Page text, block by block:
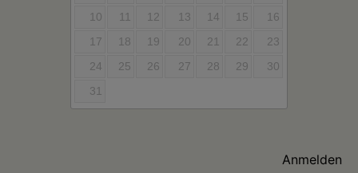
10
11 12 13 14 15
16
17
18 19 20 21 22
23
24
25 26 27 28 29
30
31
Anmelden